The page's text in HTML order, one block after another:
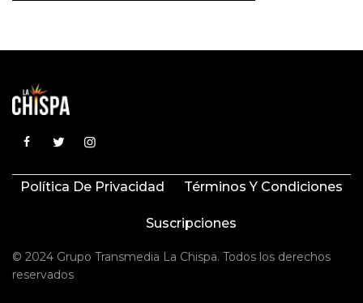
Política De Privacidad Términos Y Condiciones
Suscripciones
© 2024 Grupo Transmedia La Chispa. Todos los derechos
reservados